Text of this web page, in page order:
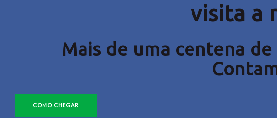
visita a
Mais de uma centena
COMO CHEGAR